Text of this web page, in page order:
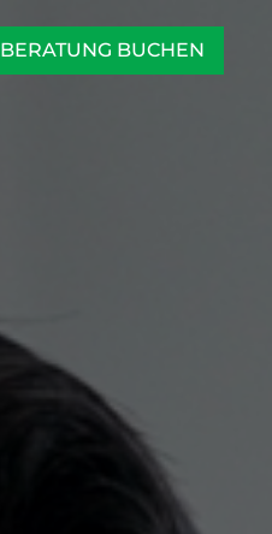
BERATUNG BUCHEN